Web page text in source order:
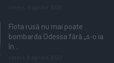
Flota rusă nu mai poate
bombarda Odessa fără „s-o ia
în...